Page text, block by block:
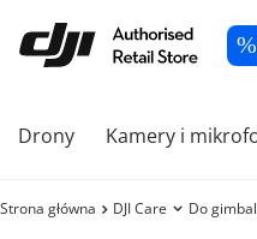
Drony Kamery i
Strona główna DJI Care Do